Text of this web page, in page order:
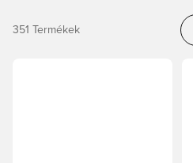
351 Termékek